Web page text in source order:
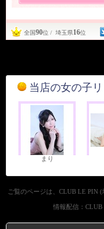
全国90位 / 埼玉県16位
当店の女の子リ
まり
ご覧のページは、CLUB LE PIN
情報配信：